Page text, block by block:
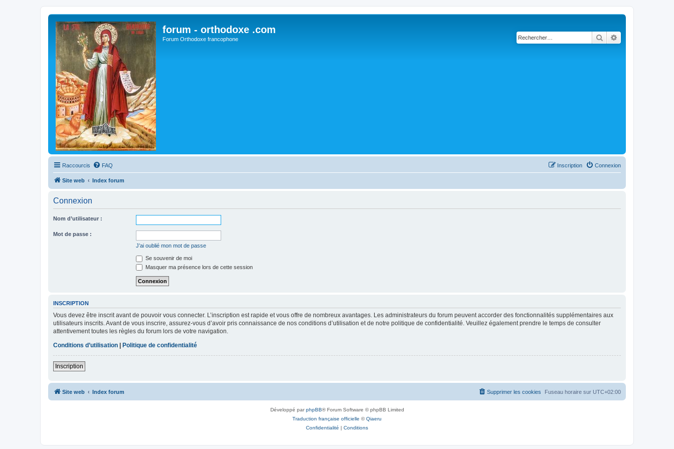
forum - orthodoxe .com
Forum Orthodoxe francophone Rechercher
Raccourcis FAQ Connexion
Inscription
Site web Index forum
Connexion
Nom d’utilisateur :
Mot de passe :
J’ai oublié mon mot de passe
Se souvenir de moi
Masquer ma présence lors de cette session
INSCRIPTION
Vous devez être inscrit avant de pouvoir vous connecter. L’inscription est rapide et vous offre de nombreux avantages. Les administrateurs du forum peuvent accorder des fonctionnalités supplémentaires aux
utilisateurs inscrits. Avant de vous inscrire, assurez-vous d’avoir pris connaissance de nos conditions d’utilisation et de notre politique de confidentialité. Veuillez également prendre le temps de consulter
attentivement toutes les règles du forum lors de votre navigation.
Conditions d’utilisation | Politique de confidentialité
Inscription
Site web Index forum Fuseau horaire sur UTC+02:00
Supprimer les cookies
Développé parphpBB® Forum Software © phpBB Limited
Traduction française officielle ©Qiaeru
Confidentialité | Conditions